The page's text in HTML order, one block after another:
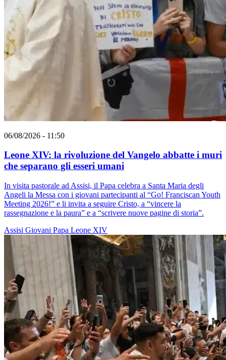
06/08/2026 - 11:50
Leone XIV: la rivoluzione del Vangelo abbatte i muri
che separano gli esseri umani
In visita pastorale ad Assisi, il Papa celebra a Santa Maria degli
Angeli la Messa con i giovani partecipanti al “Go! Franciscan Youth
Meeting 2026!” e li invita a seguire Cristo, a “vincere la
rassegnazione e la paura” e a “scrivere nuove pagine di storia”.
Assisi Giovani Papa Leone XIV